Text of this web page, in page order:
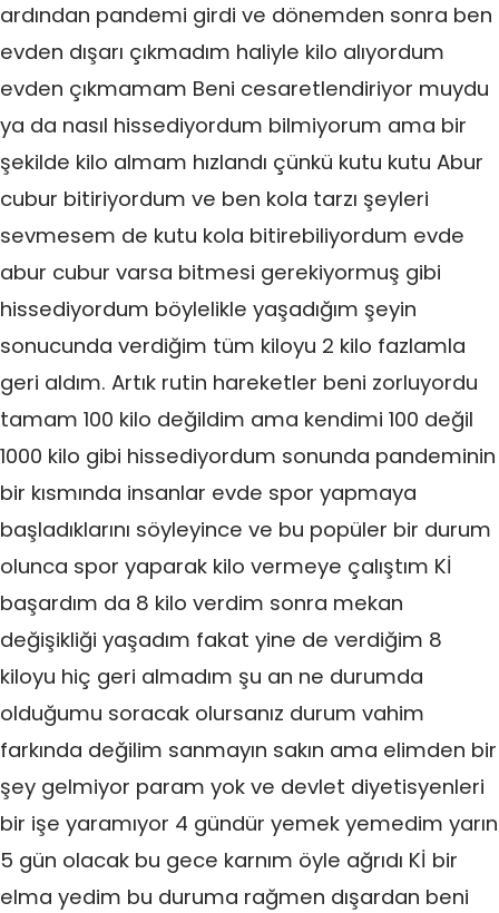
ardından pandemi girdi ve dönemden sonra ben
evden dışarı çıkmadım haliyle kilo alıyordum
evden çıkmamam Beni cesaretlendiriyor muydu
ya da nasıl hissediyordum bilmiyorum ama bir
şekilde kilo almam hızlandı çünkü kutu kutu Abur
cubur bitiriyordum ve ben kola tarzı şeyleri
sevmesem de kutu kola bitirebiliyordum evde
abur cubur varsa bitmesi gerekiyormuş gibi
hissediyordum böylelikle yaşadığım şeyin
sonucunda verdiğim tüm kiloyu 2 kilo fazlamla
geri aldım. Artık rutin hareketler beni zorluyordu
tamam 100 kilo değildim ama kendimi 100 değil
1000 kilo gibi hissediyordum sonunda pandeminin
bir kısmında insanlar evde spor yapmaya
başladıklarını söyleyince ve bu popüler bir durum
olunca spor yaparak kilo vermeye çalıştım Kİ
başardım da 8 kilo verdim sonra mekan
değişikliği yaşadım fakat yine de verdiğim 8
kiloyu hiç geri almadım şu an ne durumda
olduğumu soracak olursanız durum vahim
farkında değilim sanmayın sakın ama elimden bir
şey gelmiyor param yok ve devlet diyetisyenleri
bir işe yaramıyor 4 gündür yemek yemedim yarın
5 gün olacak bu gece karnım öyle ağrıdı Kİ bir
elma yedim bu duruma rağmen dışardan beni